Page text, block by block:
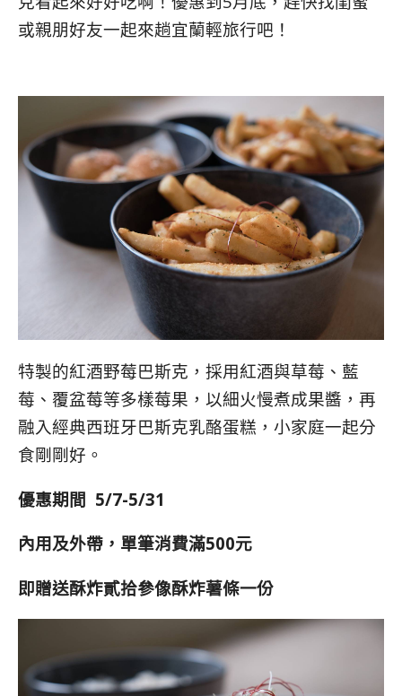
或親朋好友一起來趟宜蘭輕旅行吧！
特製的紅酒野莓巴斯克，採用紅酒與草莓、藍
莓、覆盆莓等多樣莓果，以細火慢煮成果醬，再
融入經典西班牙巴斯克乳酪蛋糕，小家庭一起分
食剛剛好。
優惠期間 5/7-5/31
內用及外帶，單筆消費滿500元
即贈送酥炸貳拾參像酥炸薯條一份